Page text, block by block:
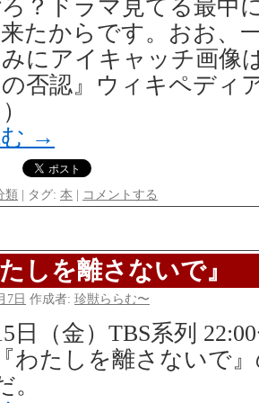
？ドラマ見てる最中
たからです。おお、
にアイキャッチ画像
の否認』ウィキペディ
→
類 | タグ: 本 | コメントする
しを離さないで』
7日 作成者: 珍獣ららむ〜
日（金）TBS系列
『わたしを離さないで
。